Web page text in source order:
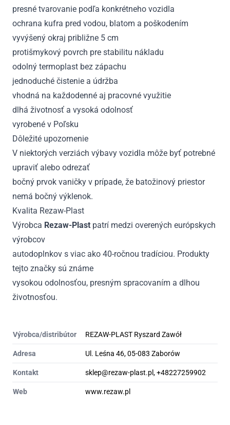
presné tvarovanie podľa konkrétneho vozidla
ochrana kufra pred vodou, blatom a poškodením
vyvýšený okraj približne 5 cm
protišmykový povrch pre stabilitu nákladu
odolný termoplast bez zápachu
jednoduché čistenie a údržba
vhodná na každodenné aj pracovné využitie
dlhá životnosť a vysoká odolnosť
vyrobené v Poľsku
Dôležité upozornenie
V niektorých verziách výbavy vozidla môže byť potrebné
upraviť alebo odrezať
bočný prvok vaničky v prípade, že batožinový priestor
nemá bočný výklenok.
Kvalita Rezaw-Plast
Výrobca Rezaw-Plast patrí medzi overených európskych
výrobcov
autodoplnkov s viac ako 40-ročnou tradíciou. Produkty
tejto značky sú známe
vysokou odolnosťou, presným spracovaním a dlhou
životnosťou.
Výrobca/distribútor REZAW-PLAST Ryszard Zawół
Adresa Ul. Leśna 46, 05-083 Zaborów
Kontakt sklep@rezaw-plast.pl, +48227259902
Web www.rezaw.pl